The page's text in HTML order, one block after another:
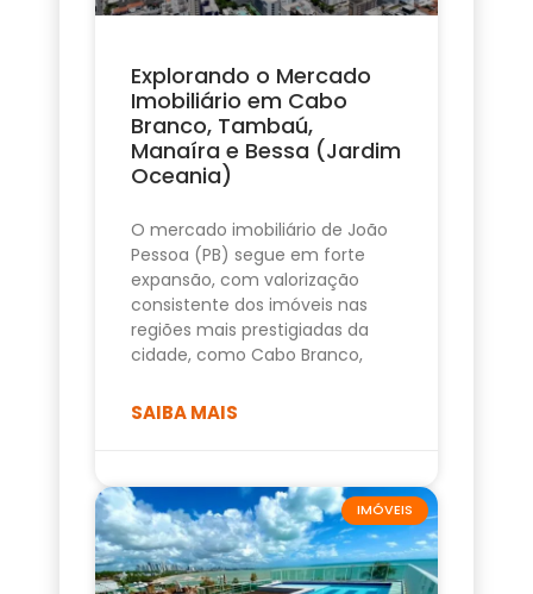
Explorando o Mercado
Imobiliário em Cabo
Branco, Tambaú,
Manaíra e Bessa (Jardim
Oceania)
O mercado imobiliário de João
Pessoa (PB) segue em forte
expansão, com valorização
consistente dos imóveis nas
regiões mais prestigiadas da
cidade, como Cabo Branco,
SAIBA MAIS
IMÓVEIS